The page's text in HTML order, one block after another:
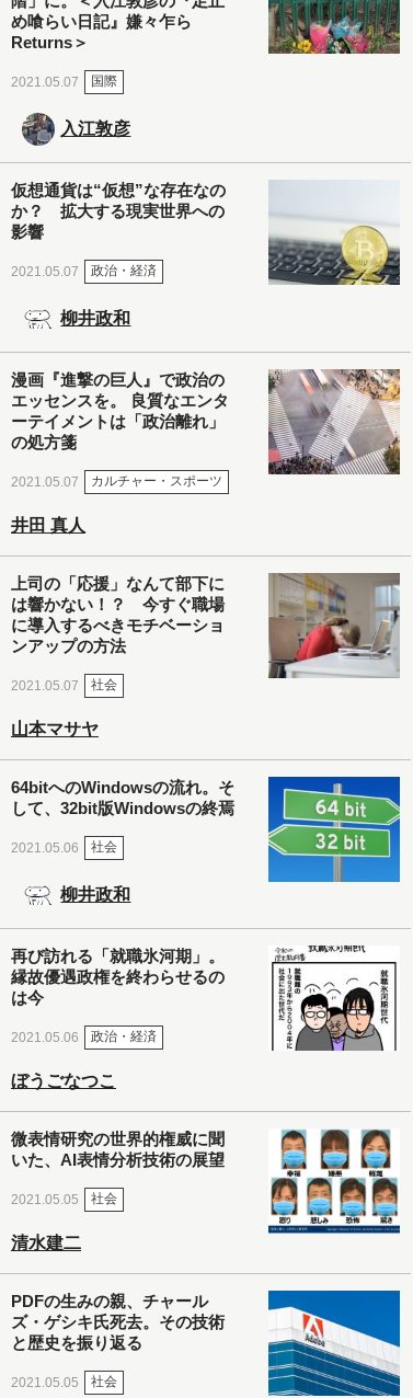
め喰らい日記』嫌々乍ら
Returns＞
2021.05.07 国際
入江敦彦
仮想通貨は“仮想”な存在なの
か？ 拡大する現実世界への
影響
2021.05.07 政治・経済
柳井政和
漫画『進撃の巨人』で政治の
エッセンスを。 良質なエンタ
ーテイメントは「政治離れ」
の処方箋
2021.05.07 カルチャー・スポーツ
井田 真人
上司の「応援」なんて部下に
は響かない！？ 今すぐ職場
に導入するべきモチベーショ
ンアップの方法
2021.05.07 社会
山本マサヤ
64bitへのWindowsの流れ。そ
して、32bit版Windowsの終焉
2021.05.06 社会
柳井政和
再び訪れる「就職氷河期」。
縁故優遇政権を終わらせるの
は今
2021.05.06 政治・経済
ぼうごなつこ
微表情研究の世界的権威に聞
いた、AI表情分析技術の展望
2021.05.05 社会
清水建二
PDFの生みの親、チャール
ズ・ゲシキ氏死去。その技術
と歴史を振り返る
2021.05.05 社会